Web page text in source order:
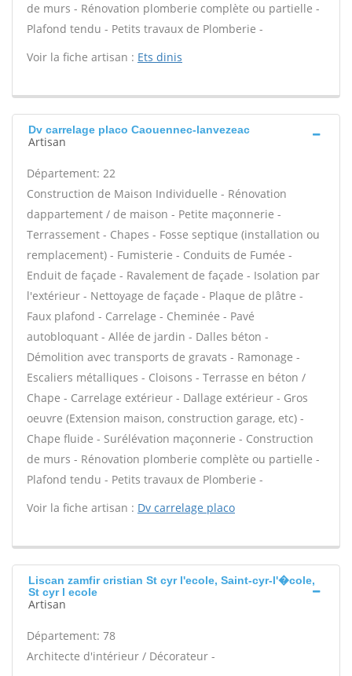
de murs - Rénovation plomberie complète ou partielle -
Plafond tendu - Petits travaux de Plomberie -
Voir la fiche artisan : Ets dinis
Dv carrelage placo Caouennec-lanvezeac
Artisan
Département: 22
Construction de Maison Individuelle - Rénovation
dappartement / de maison - Petite maçonnerie -
Terrassement - Chapes - Fosse septique (installation ou
remplacement) - Fumisterie - Conduits de Fumée -
Enduit de façade - Ravalement de façade - Isolation par
l'extérieur - Nettoyage de façade - Plaque de plâtre -
Faux plafond - Carrelage - Cheminée - Pavé
autobloquant - Allée de jardin - Dalles béton -
Démolition avec transports de gravats - Ramonage -
Escaliers métalliques - Cloisons - Terrasse en béton /
Chape - Carrelage extérieur - Dallage extérieur - Gros
oeuvre (Extension maison, construction garage, etc) -
Chape fluide - Surélévation maçonnerie - Construction
de murs - Rénovation plomberie complète ou partielle -
Plafond tendu - Petits travaux de Plomberie -
Voir la fiche artisan : Dv carrelage placo
Liscan zamfir cristian St cyr l'ecole, Saint-cyr-l'�cole,
St cyr l ecole
Artisan
Département: 78
Architecte d'intérieur / Décorateur -